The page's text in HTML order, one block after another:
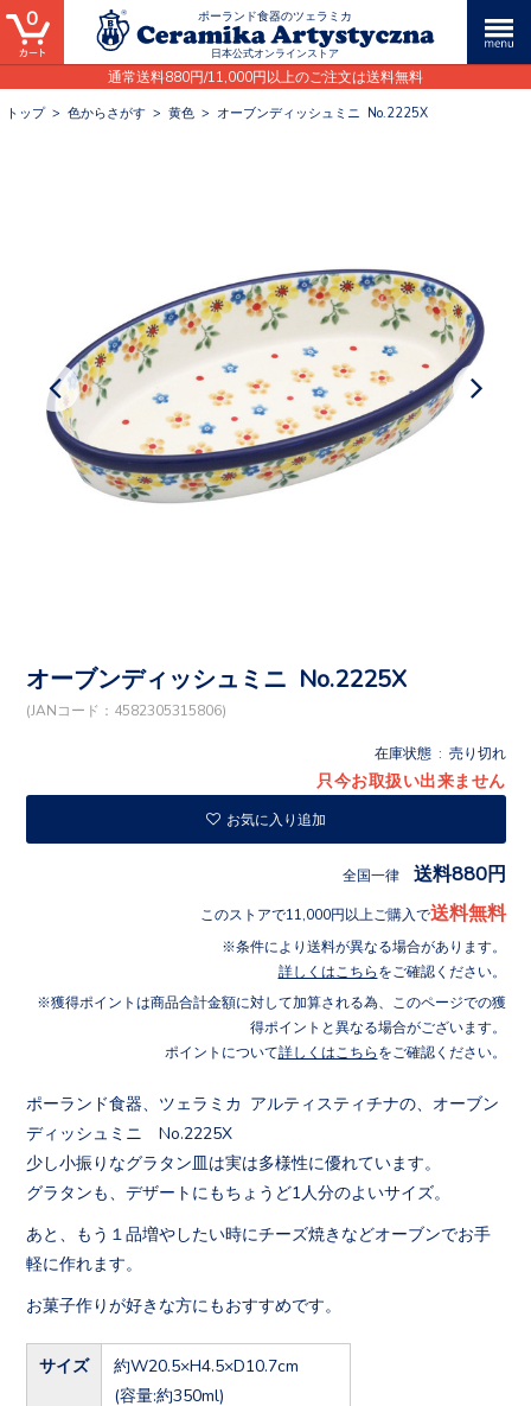
ポーランド食器のツェラミカ
日本公式オンラインストア
通常送料880円/11,000円以上のご注文は送料無料
0
トップ> 色からさがす > 黄色 > オーブンディッシュミニ No.2225X
オーブンディッシュミニ No.2225X
(JANコード：4582305315806)
在庫状態 : 売り切れ
只今お取扱い出来ません
お気に入り追加
全国一律 送料880円
このストアで11,000円以上ご購入で送料無料
条件により送料が異なる場合があります。
詳しくはこちら をご確認ください。
獲得ポイントは商品合計金額に対して加算される為、このページでの獲
得ポイントと異なる場合がございます。
ポイントについて詳しくはこちら をご確認ください。
ポーランド食器、ツェラミカ アルティスティチナの、オーブン
ディッシュミニ No.2225X
少し小振りなグラタン皿は実は多様性に優れています。
グラタンも、デザートにもちょうど1人分のよいサイズ。
あと、もう１品増やしたい時にチーズ焼きなどオーブンでお手
軽に作れます。
お菓子作りが好きな方にもおすすめです。
サイズ
約W20.5×H4.5×D10.7cm
(容量:約350ml)